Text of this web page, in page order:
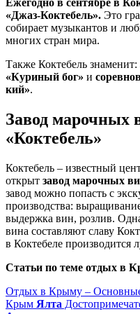
Ежегодно в сентябре в
«Джаз-Коктебель». Это
собирает музыкантов и
многих стран мира.
Также Коктебель знаменит:
«Куриный бог» и
кий».
Завод марочных
«Коктебель»
Коктебель – известный
открыт завод марочных
завод можно попасть с
производства:
выдержка вин, розлив.
вина составляют славу
в Коктебеле
Статьи по теме отдых в
Отдых в Крыму –
Крым Ялта